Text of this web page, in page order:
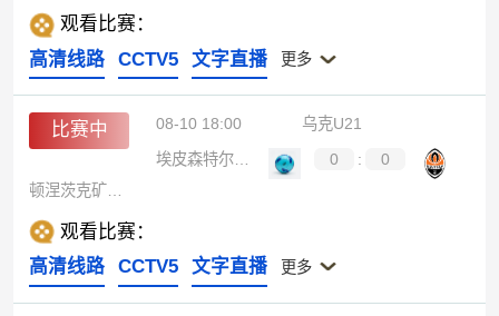
观看比赛：
高清线路
CCTV5 文字直播 更多
比赛中 08-10 18:00
乌克U21
埃皮森特尔U21
0 :
0
顿涅茨克矿工U21
观看比赛：
高清线路
CCTV5 文字直播 更多